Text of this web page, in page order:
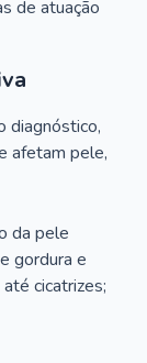
de atuação
diagnóstico,
afetam pele,
da pele
gordura e
cicatrizes;